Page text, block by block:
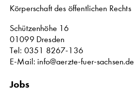
Körperschaft des öffentlichen Rechts
Schützenhöhe 16
01099 Dresden
Tel: 0351 8267-136
E-Mail: info@aerzte-fuer-sachsen.de
Jobs